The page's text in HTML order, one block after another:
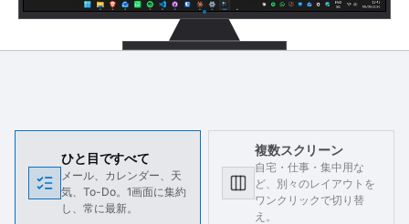
ひと目ですべて
メール、カレンダー、天
気、To-Do。1画面に集約
し、常に最新。
複数スクリーン
自宅・仕事・集中用な
ど、別々のレイアウトを
ワンクリックで切り替
え。